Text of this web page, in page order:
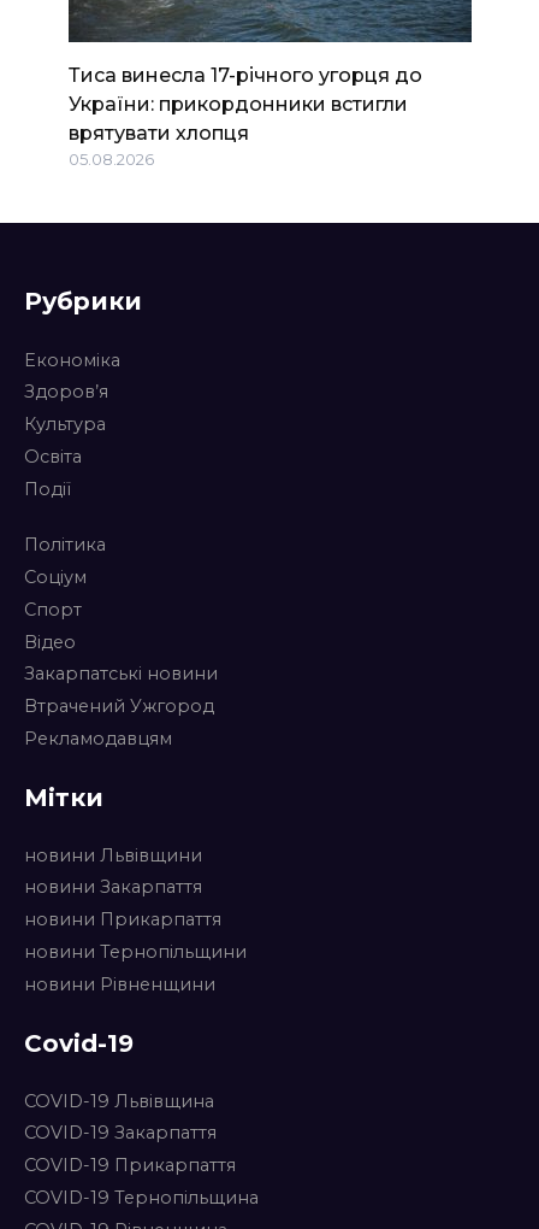
Тиса винесла 17-річного угорця до
України: прикордонники встигли
врятувати хлопця
05.08.2026
Рубрики
Економіка
Здоров’я
Культура
Освіта
Події
Політика
Соціум
Спорт
Відео
Закарпатські новини
Втрачений Ужгород
Рекламодавцям
Мітки
новини Львівщини
новини Закарпаття
новини Прикарпаття
новини Тернопільщини
новини Рівненщини
Covid-19
COVID-19 Львівщина
COVID-19 Закарпаття
COVID-19 Прикарпаття
COVID-19 Тернопільщина